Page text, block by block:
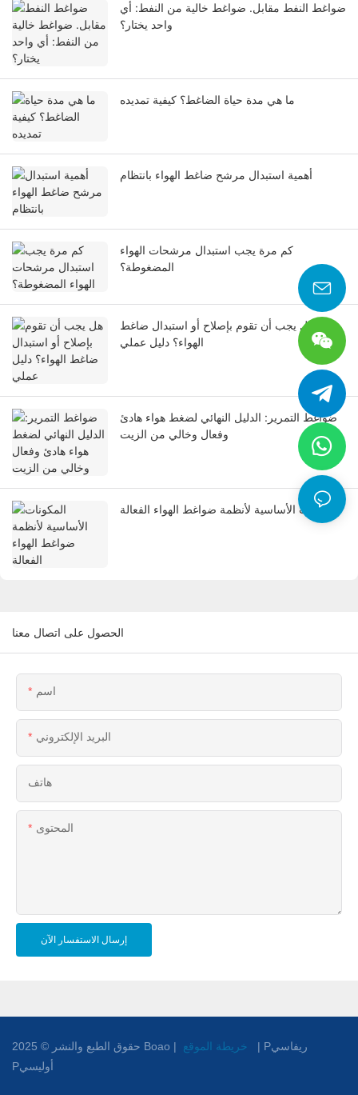
ضواغط النفط مقابل. ضواغط خالية من النفط: أي
واحد يختار؟
ما هي مدة حياة الضاغط؟ كيفية تمديده
أهمية استبدال مرشح ضاغط الهواء بانتظام
كم مرة يجب استبدال مرشحات الهواء
المضغوطة؟
هل يجب أن تقوم بإصلاح أو استبدال ضاغط
الهواء؟ دليل عملي
ضواغط التمرير: الدليل النهائي لضغط هواء هادئ
وفعال وخالي من الزيت
المكونات الأساسية لأنظمة ضواغط الهواء الفعالة
الحصول على اتصال معنا
اسم
البريد الإلكتروني
هاتف
المحتوى
إرسال الاستفسار الآن
حقوق الطبع والنشر © 2025 Boao | | Pريفاسي
Pأوليسي